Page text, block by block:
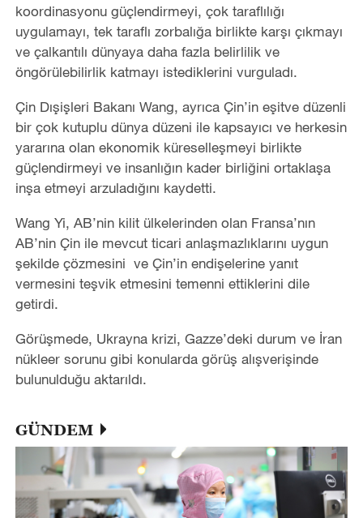
koordinasyonu güçlendirmeyi, çok taraflılığı
uygulamayı, tek taraflı zorbalığa birlikte karşı çıkmayı
ve çalkantılı dünyaya daha fazla belirlilik ve
öngörülebilirlik katmayı istediklerini vurguladı.
Çin Dışişleri Bakanı Wang, ayrıca Çin’in eşitve düzenli
bir çok kutuplu dünya düzeni ile kapsayıcı ve herkesin
yararına olan ekonomik küreselleşmeyi birlikte
güçlendirmeyi ve insanlığın kader birliğini ortaklaşa
inşa etmeyi arzuladığını kaydetti.
Wang Yi, AB’nin kilit ülkelerinden olan Fransa’nın
AB’nin Çin ile mevcut ticari anlaşmazlıklarını uygun
şekilde çözmesini ve Çin’in endişelerine yanıt
vermesini teşvik etmesini temenni ettiklerini dile
getirdi.
Görüşmede, Ukrayna krizi, Gazze’deki durum ve İran
nükleer sorunu gibi konularda görüş alışverişinde
bulunulduğu aktarıldı.
GÜNDEM